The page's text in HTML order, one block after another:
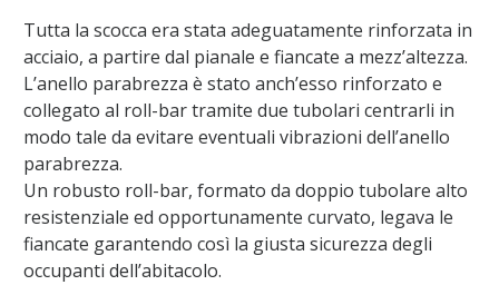
Tutta la scocca era stata adeguatamente rinforzata in
acciaio, a partire dal pianale e fiancate a mezz’altezza.
L’anello parabrezza è stato anch’esso rinforzato e
collegato al roll-bar tramite due tubolari centrarli in
modo tale da evitare eventuali vibrazioni dell’anello
parabrezza.
Un robusto roll-bar, formato da doppio tubolare alto
resistenziale ed opportunamente curvato, legava le
fiancate garantendo così la giusta sicurezza degli
occupanti dell’abitacolo.